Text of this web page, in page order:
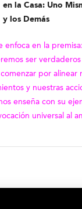
en la Casa: Uno
y los Demás
enfoca en la
ser verdaderos
por alinear
y nuestras
enseña con su
universal al